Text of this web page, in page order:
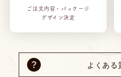
ご注文内容・ パッケージ
デザイン決定
よくある